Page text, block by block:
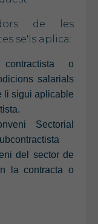
de les
se'ls aplica:
o
salarials
li sigui aplicable
Sectorial
del sector de
la contracta o